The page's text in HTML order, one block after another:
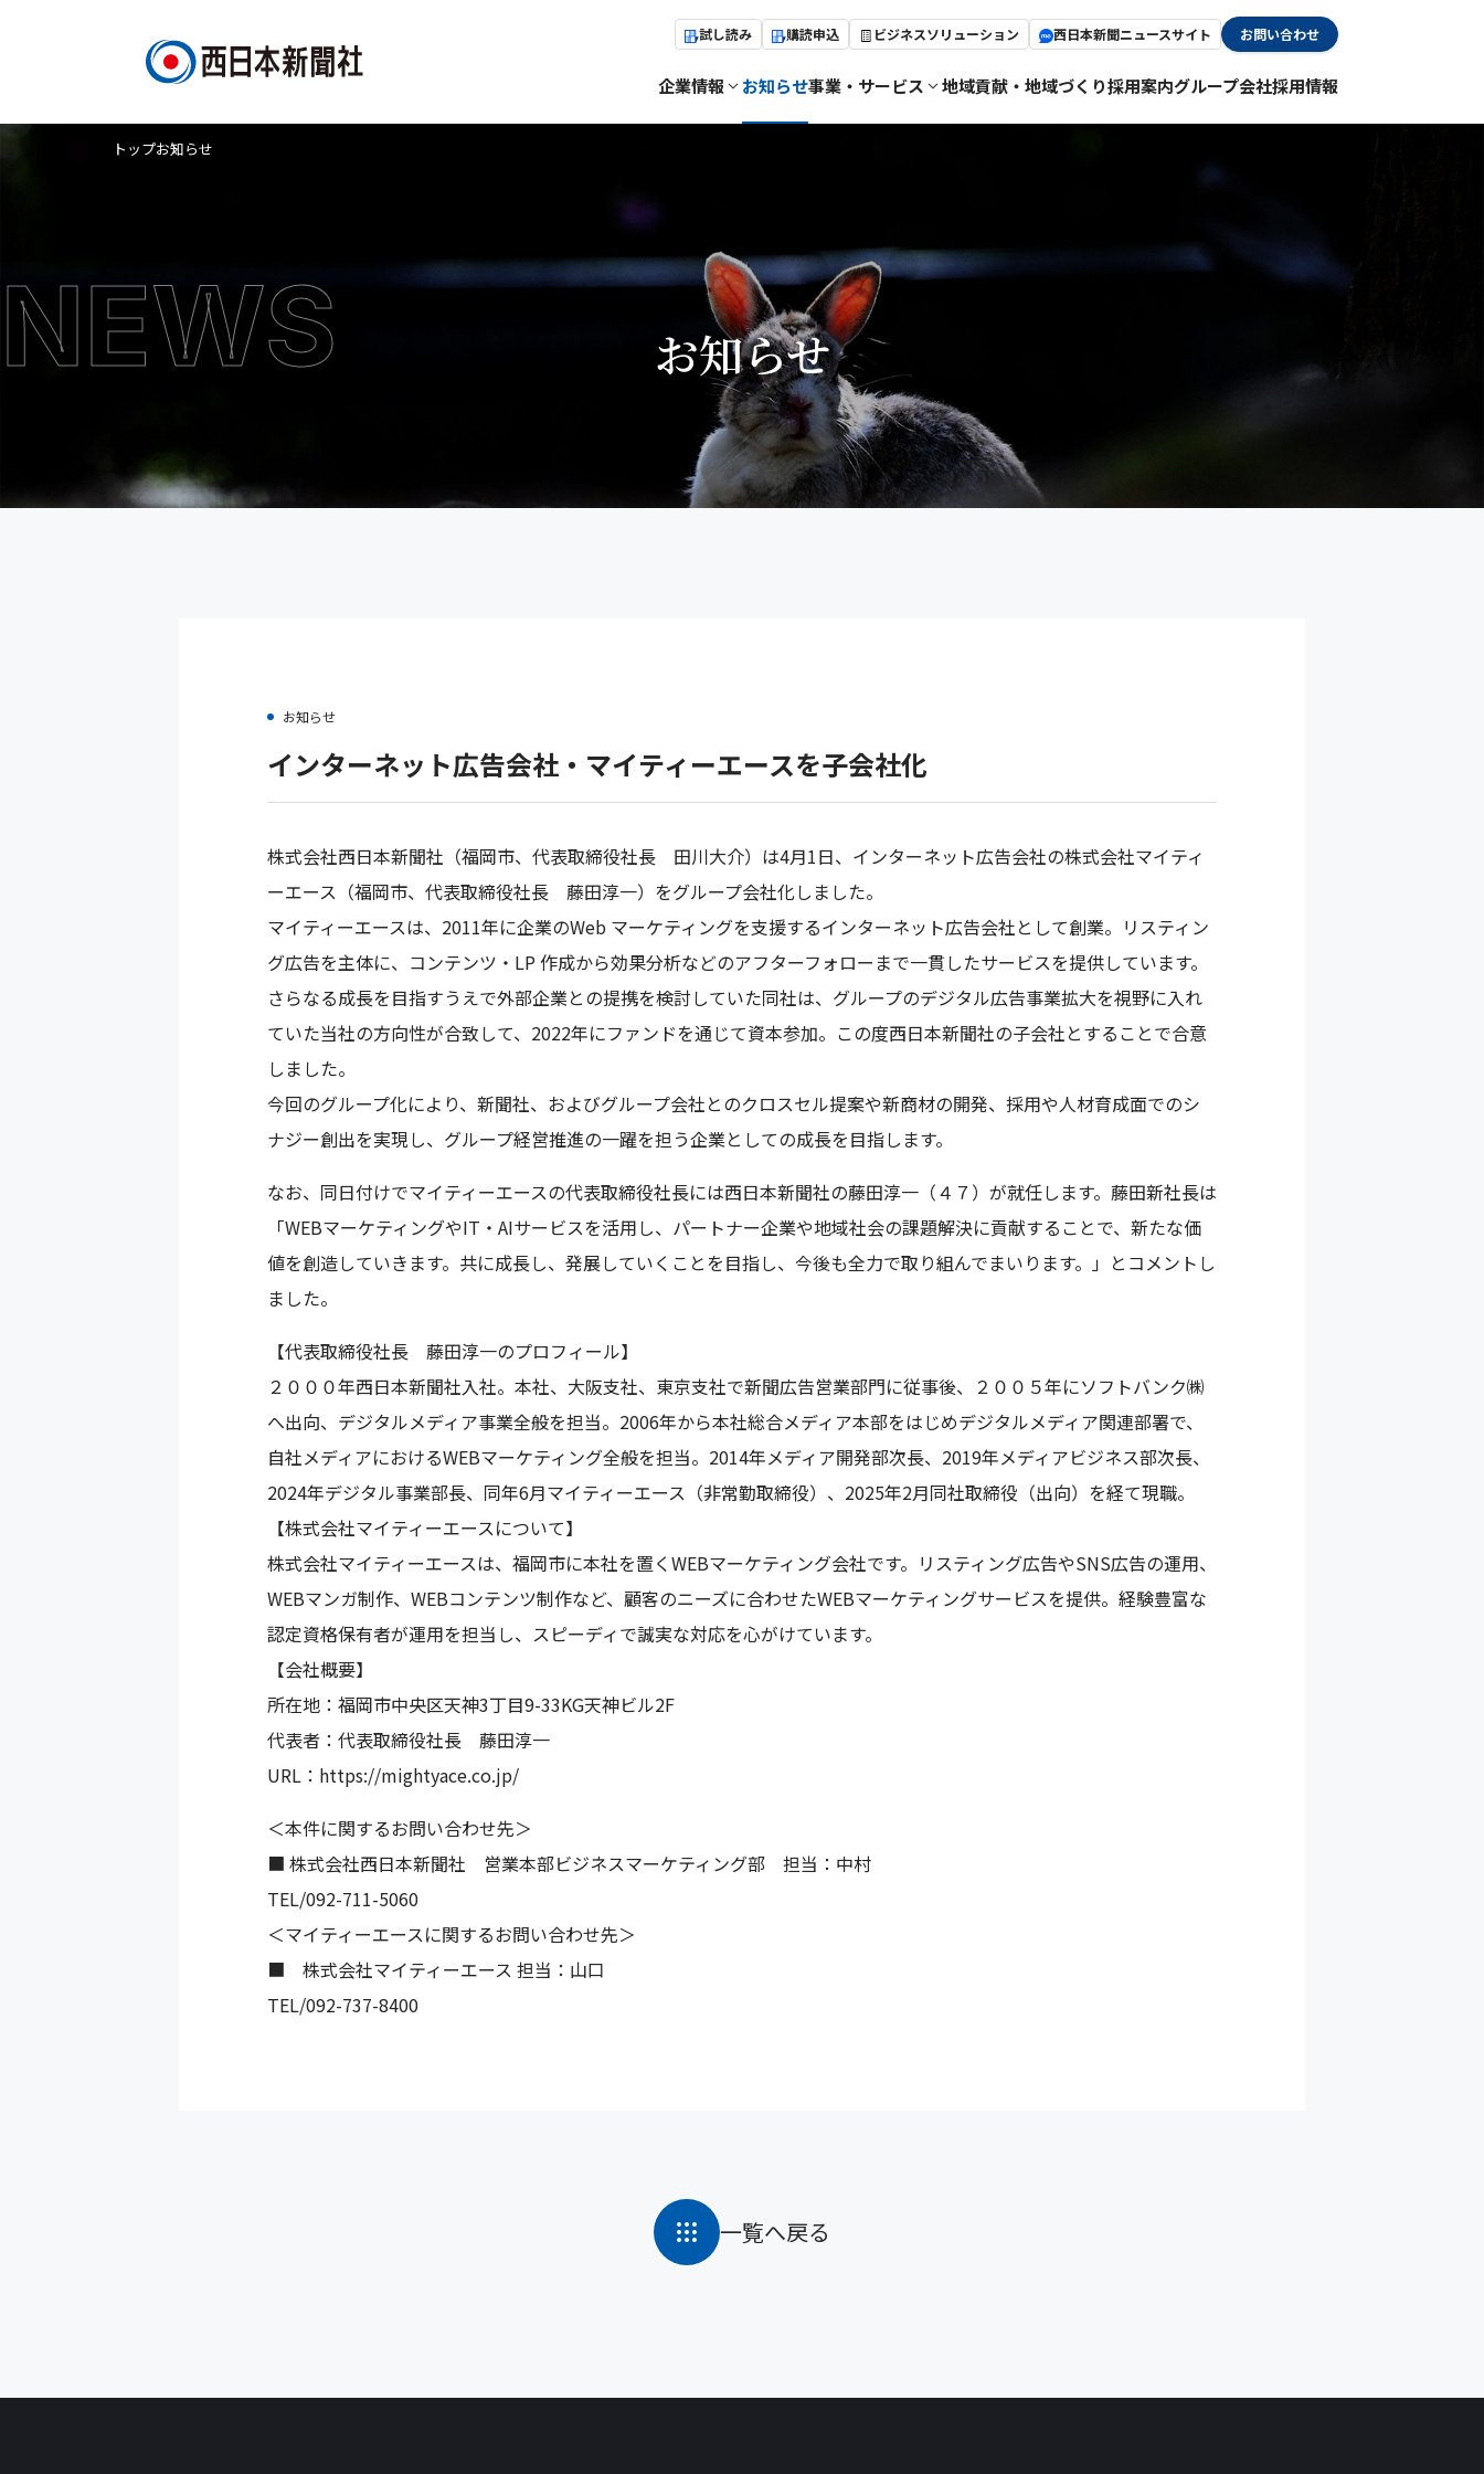
試し読み 購読申込 ビジネスソリューション 西日本新聞ニュースサイト お問い合わせ
企業情報 お知らせ事業・サービス 地域貢献・地域づくり採用案内グループ会社採用情報
トップお知らせ
お知らせ
NEWS
お知らせ
インターネット広告会社・マイティーエースを子会社化
株式会社西日本新聞社（福岡市、代表取締役社長 田川大介）は4月1日、インターネット広告会社の株式会社マイティ
ーエース（福岡市、代表取締役社長 藤田淳一）をグループ会社化しました。
マイティーエースは、2011年に企業のWeb マーケティングを支援するインターネット広告会社として創業。リスティン
グ広告を主体に、コンテンツ・LP 作成から効果分析などのアフターフォローまで一貫したサービスを提供しています。
さらなる成長を目指すうえで外部企業との提携を検討していた同社は、グループのデジタル広告事業拡大を視野に入れ
ていた当社の方向性が合致して、2022年にファンドを通じて資本参加。この度西日本新聞社の子会社とすることで合意
しました。
今回のグループ化により、新聞社、およびグループ会社とのクロスセル提案や新商材の開発、採用や人材育成面でのシ
ナジー創出を実現し、グループ経営推進の一躍を担う企業としての成長を目指します。
なお、同日付けでマイティーエースの代表取締役社長には西日本新聞社の藤田淳一（４７）が就任します。藤田新社長は
「WEBマーケティングやIT・AIサービスを活用し、パートナー企業や地域社会の課題解決に貢献することで、新たな価
値を創造していきます。共に成長し、発展していくことを目指し、今後も全力で取り組んでまいります。」とコメントし
ました。
【代表取締役社長 藤田淳一のプロフィール】
２０００年西日本新聞社入社。本社、大阪支社、東京支社で新聞広告営業部門に従事後、２００５年にソフトバンク㈱
へ出向、デジタルメディア事業全般を担当。2006年から本社総合メディア本部をはじめデジタルメディア関連部署で、
自社メディアにおけるWEBマーケティング全般を担当。2014年メディア開発部次長、2019年メディアビジネス部次長、
2024年デジタル事業部長、同年6月マイティーエース（非常勤取締役）、2025年2月同社取締役（出向）を経て現職。
【株式会社マイティーエースについて】
株式会社マイティーエースは、福岡市に本社を置くWEBマーケティング会社です。リスティング広告やSNS広告の運用、
WEBマンガ制作、WEBコンテンツ制作など、顧客のニーズに合わせたWEBマーケティングサービスを提供。経験豊富な
認定資格保有者が運用を担当し、スピーディで誠実な対応を心がけています。
【会社概要】
所在地：福岡市中央区天神3丁目9-33KG天神ビル2F
代表者：代表取締役社長 藤田淳一
URL：https://mightyace.co.jp/
＜本件に関するお問い合わせ先＞
■ 株式会社西日本新聞社 営業本部ビジネスマーケティング部 担当：中村
TEL/092-711-5060
＜マイティーエースに関するお問い合わせ先＞
■ 株式会社マイティーエース 担当：山口
TEL/092-737-8400
一覧へ戻る